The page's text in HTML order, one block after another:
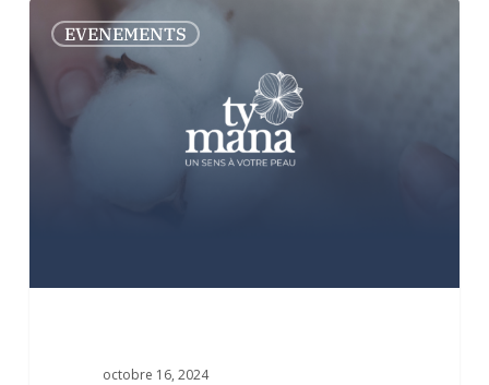
MANA
AU
EVENEMENTS
octobre 16, 2024
0